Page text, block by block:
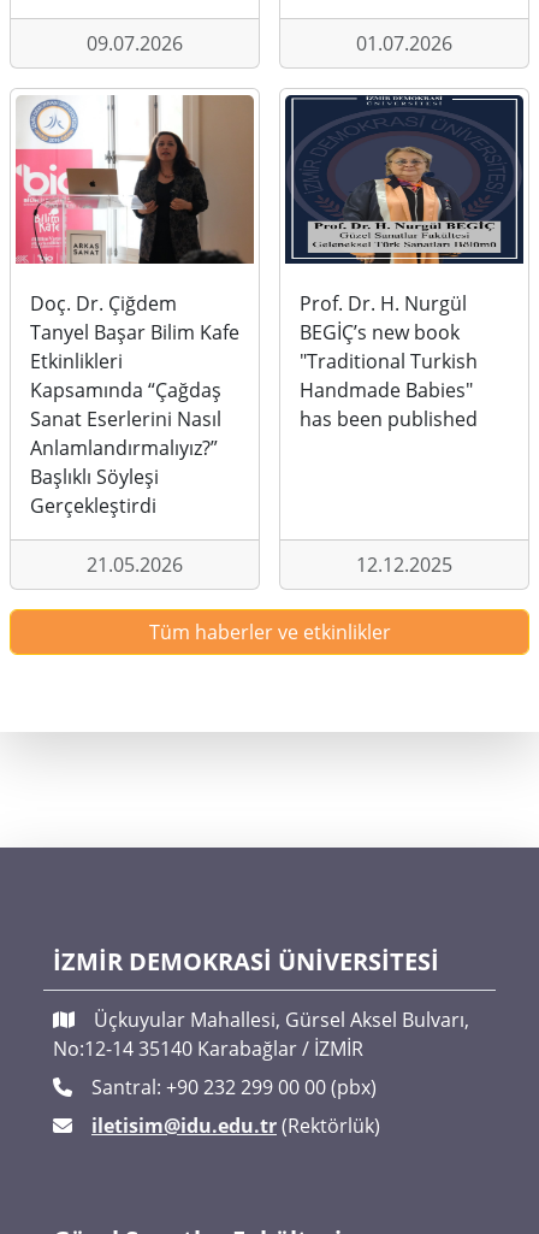
09.07.2026 01.07.2026
Doç. Dr. Çiğdem
Tanyel Başar Bilim Kafe
Etkinlikleri
Kapsamında “Çağdaş
Sanat Eserlerini Nasıl
Anlamlandırmalıyız?”
Başlıklı Söyleşi
Gerçekleştirdi
21.05.2026
Prof. Dr. H. Nurgül
BEGİÇ’s new book
"Traditional Turkish
Handmade Babies"
has been published
12.12.2025
Tüm haberler ve etkinlikler
İZMİR DEMOKRASİ ÜNİVERSİTESİ
Üçkuyular Mahallesi, Gürsel Aksel Bulvarı,
No:12-14 35140 Karabağlar / İZMİR
Santral: +90 232 299 00 00 (pbx)
iletisim@idu.edu.tr(Rektörlük)